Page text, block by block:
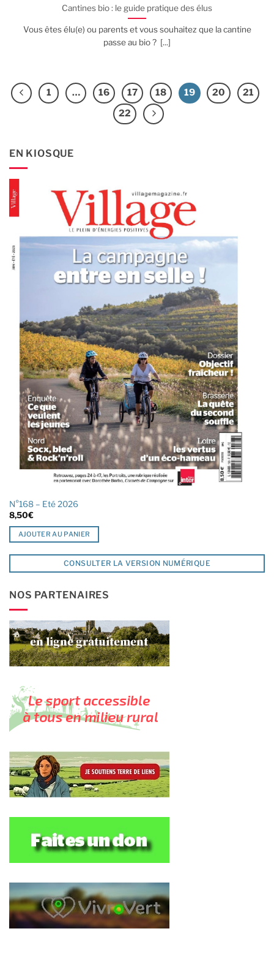
Cantines bio : le guide pratique des élus
Vous êtes élu(e) ou parents et vous souhaitez que la cantine
passe au bio ? [...]
1 … 16 17 18 19 20
21
22
EN KIOSQUE
N°168 – Eté 2026
8,50€
AJOUTER AU PANIER
CONSULTER LA VERSION NUMÉRIQUE
NOS PARTENAIRES